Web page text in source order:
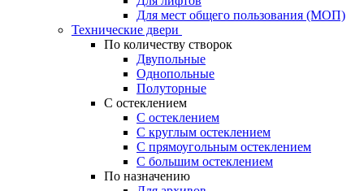
Для мест общего пользования (МОП)
Технические двери
По количеству створок
Двупольные
Однопольные
Полуторные
С остеклением
С остеклением
С круглым остеклением
С прямоугольным остеклением
С большим остеклением
По назначению